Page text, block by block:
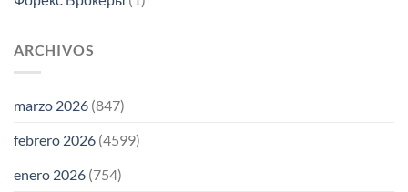
ARCHIVOS
marzo 2026 (847)
febrero 2026 (4599)
enero 2026 (754)